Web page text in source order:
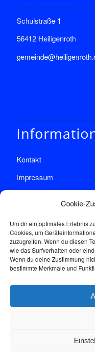
Cookie-
Um dir ein optimales Erlebnis
Cookies, um
zuzugreifen. Wenn du diesen
wie das Surfverhalten oder
Wenn du deine Zustimmung
bestimmte Merkmale und
Schulstraße 1
56412 Heiligenroth
Kontakt
Impressum
Donnerstags: 17:00-